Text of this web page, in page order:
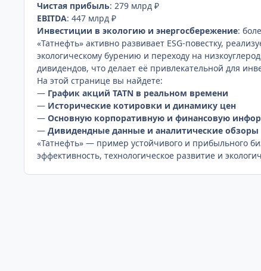
Чистая прибыль: 279 млрд ₽
EBITDA: 447 млрд ₽
Инвестиции в экологию и энергосбережение:
«Татнефть» активно развивает ESG-повестку,
экологическому бурению и переходу на
дивидендов, что делает её привлекательной для
На этой странице вы найдете:
— График акций TATN в реальном времени
— Исторические котировки и динамику цен
—Основную корпоративную и финансовую
—Дивидендные данные и аналитические обзоры
«Татнефть» — пример устойчивого и прибыльного
эффективность, технологическое развитие и